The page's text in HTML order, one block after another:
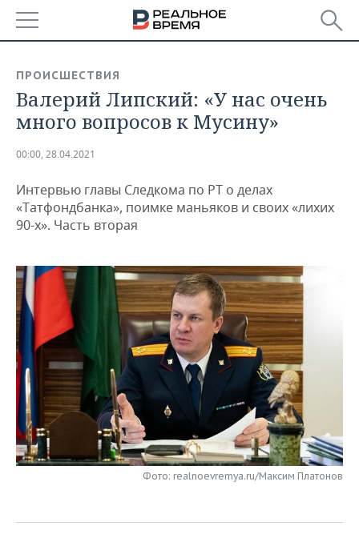
БАШКОРТОСТАН
ТАТАРСТАН
НОВОСТИ
АНАЛИТИКА
ДЕКЛАРАЦИИ О ДОХОДАХ
ВУЗЫ ТАТАРСТАНА
КОМУ ПРИНАДЛЕЖАТ
ТОРГОВЫЕ ЦЕНТРЫ
ТАТАРСТАНА
НОВОСТИ ЭКОНОМИКИ
БАНКИ
БЮДЖЕТ
ИНВЕСТИЦИИ
ПРОМЫШЛЕННОСТЬ
АГРОПРОМ
МАШИНОСТРОЕНИЕ
НЕФТЕХИМИЯ
НЕФТЬ
ОПК
НОВОСТИ НЕДВИЖИМОСТИ
АВТО
НОВОСТИ АВТО
БИЗНЕС
НОВОСТИ БИЗНЕСА
РОЗНИЧНАЯ ТОРГОВЛЯ
ТРАНСПОРТ
УСЛУГИ
ТЕХНОЛОГИИ
НОВОСТИ ТЕХНОЛОГИЙ
IT
МЕДИА
МЕРОПРИЯТИЯ
НОВОСТИ МЕРОПРИЯТИЙ
ВЫЕЗДНАЯ РЕДАКЦИЯ
СПОРТ
НОВОСТИ СПОРТА
ОБЩЕСТВО
ПРОИСШЕСТВИЯ
Валерий Липский: «У нас очень
много вопросов к Мусину»
00:00, 28.04.2021
Интервью главы Следкома по РТ о делах
«Татфондбанка», поимке маньяков и своих «лихих
90-х». Часть вторая
Фото: realnoevremya.ru/Максим Платонов